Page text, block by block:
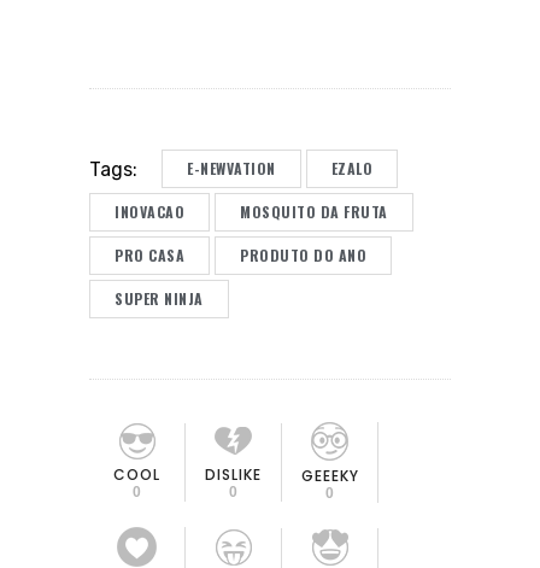
Tags: E-NEWVATION EZALO
INOVACAO MOSQUITO DA FRUTA
PRO CASA PRODUTO DO ANO
SUPER NINJA
COOL
0
DISLIKE
0
GEEEKY
0